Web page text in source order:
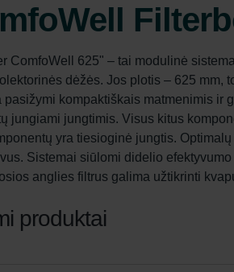
ComfoWell 625" – tai modulinė
dėžės. Jos plotis – 625 mm,
pasižymi kompaktiškais matmenimis ir
jungiami jungtimis. Visus kitus
yra tiesioginė jungtis.
Sistemai siūlomi didelio
anglies filtrus galima užtikrinti
produktai